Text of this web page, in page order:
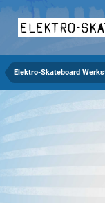
elektro-
Elektro-Skateboard